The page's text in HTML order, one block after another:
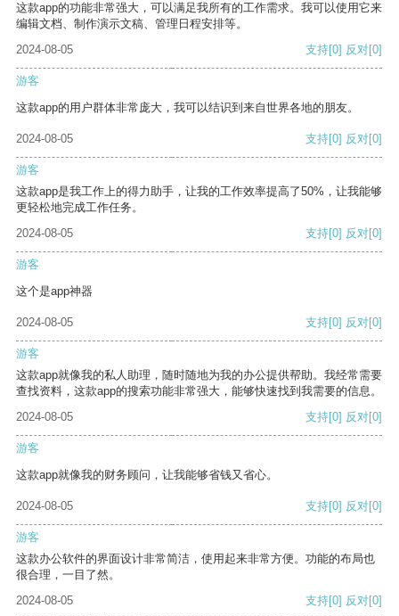
这款app的功能非常强大，可以满足我所有的工作需求。我可以使用它来
编辑文档、制作演示文稿、管理日程安排等。
2024-08-05
支持[0] 反对[0]
游客
这款app的用户群体非常庞大，我可以结识到来自世界各地的朋友。
2024-08-05 支持[0] 反对[0]
游客
这款app是我工作上的得力助手，让我的工作效率提高了50%，让我能够
更轻松地完成工作任务。
2024-08-05
支持[0] 反对[0]
游客
这个是app神器
2024-08-05 支持[0] 反对[0]
游客
这款app就像我的私人助理，随时随地为我的办公提供帮助。我经常需要
查找资料，这款app的搜索功能非常强大，能够快速找到我需要的信息。
2024-08-05
支持[0] 反对[0]
游客
这款app就像我的财务顾问，让我能够省钱又省心。
2024-08-05 支持[0] 反对[0]
游客
这款办公软件的界面设计非常简洁，使用起来非常方便。功能的布局也
很合理，一目了然。
2024-08-05
支持[0] 反对[0]